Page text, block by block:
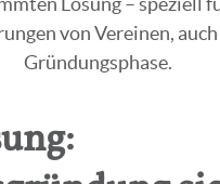
von Vereinen,
Gründungsphase.